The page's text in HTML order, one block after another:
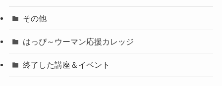
その他
はっぴ～ウーマン応援カレッジ
終了した講座＆イベント